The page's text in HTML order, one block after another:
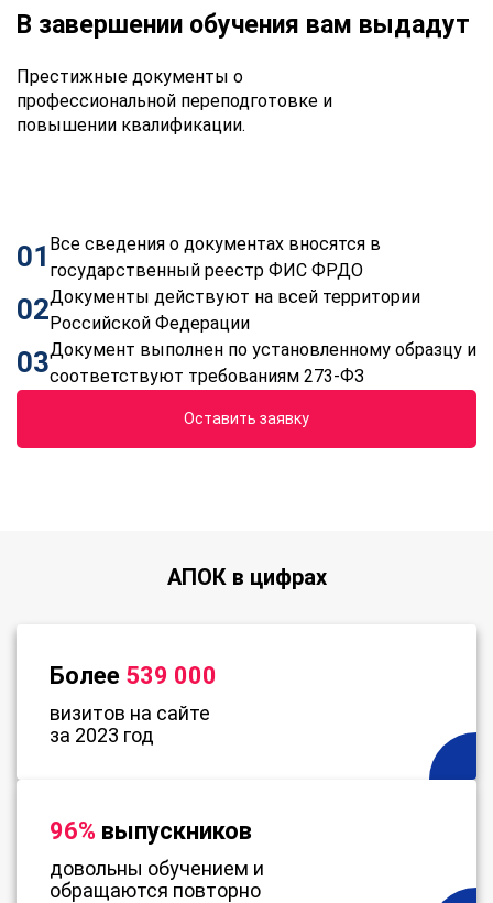
В завершении обучения вам выдадут
Престижные документы о
профессиональной переподготовке и
повышении квалификации.
01 Все сведения о документах вносятся в
государственный реестр ФИС ФРДО
02Документы действуют на всей территории
Российской Федерации
03Документ выполнен по установленному образцу и
соответствуют требованиям 273-ФЗ
Оставить заявку
АПОК в цифрах
Более 539 000
визитов на сайте
за 2023 год
96% выпускников
довольны обучением и
обращаются повторно